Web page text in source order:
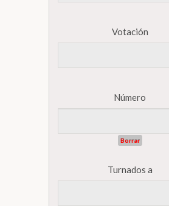
Votación
Número
Borrar
Turnados a